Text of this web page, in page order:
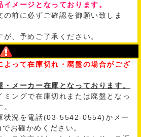
メージとなっております。
の前に必ずご確認を御願い致しま
、予めご了承ください。
って在庫切れ・廃盤の場合がござ
メーカー在庫となっております。
ミングで在庫切れまたは廃盤となっ
状況を電話(03-5542-0554)かメー
でお確かめください。